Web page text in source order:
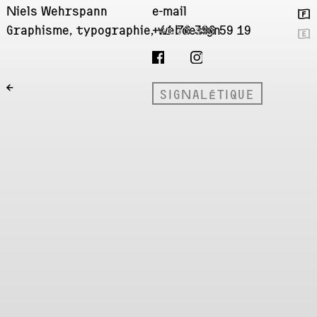
Niels Wehrspann
Graphisme, typographie, webdesign
+41 76 396 59 19
e-mail
🇫
🇬
←
SIGNALÉTIQUE